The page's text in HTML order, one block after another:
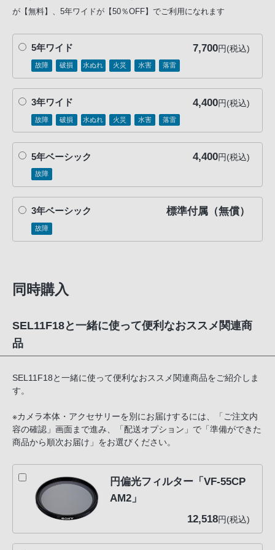
が【無料】、5年ワイドが【50％OFF】でご利用になれます
5年ワイド 7,700円(税込)
故障 破損 水ぬれ 火災 水害 落雷
3年ワイド 4,400円(税込)
故障 破損 水ぬれ 火災 水害 落雷
5年ベーシック 4,400円(税込)
故障
3年ベーシック 標準付属（無償）
故障
同時購入
SEL11F18と一緒に使って便利なおススメ関連商
品
SEL11F18と一緒に使って便利なおススメ関連商品をご紹介しま
す。
※カメラ本体・アクセサリーを別にお届けするには、「ご注文内
容の確認」画面まで進み、「配送オプション」で「準備ができた
商品から順次お届け」をお選びください。
円偏光フィルター「VF-55CP
AM2」
12,518円(税込)